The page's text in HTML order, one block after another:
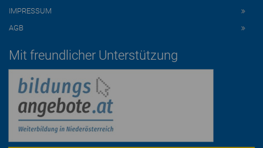
IMPRESSUM
AGB
Mit freundlicher Unterstützung